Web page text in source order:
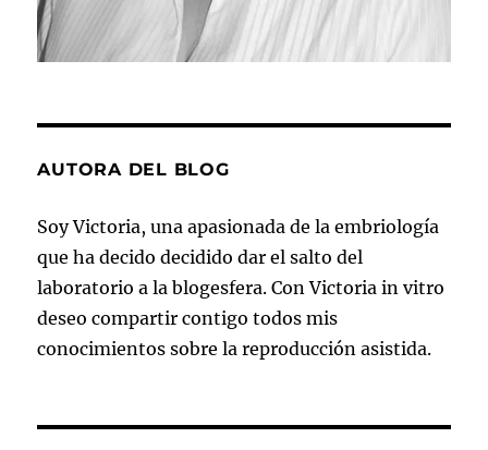
AUTORA DEL BLOG
Soy Victoria, una apasionada de la embriología
que ha decido decidido dar el salto del
laboratorio a la blogesfera. Con Victoria in vitro
deseo compartir contigo todos mis
conocimientos sobre la reproducción asistida.